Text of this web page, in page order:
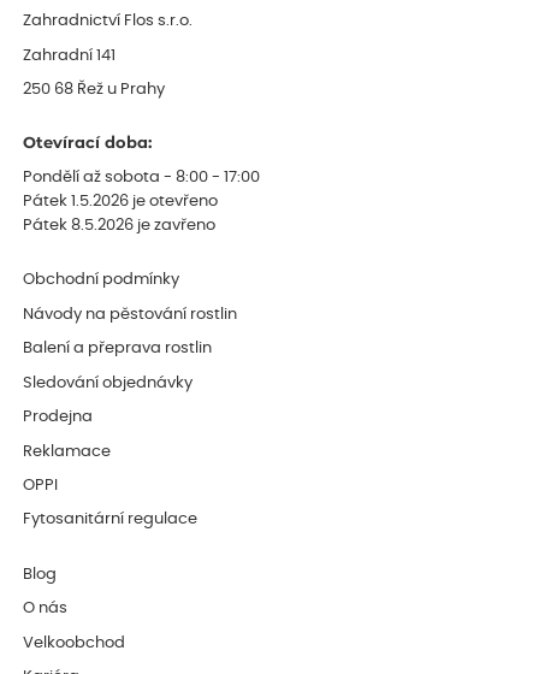
Zahradnictví Flos s.r.o.
Zahradní 141
250 68 Řež u Prahy
Otevírací doba:
Pondělí až sobota - 8:00 - 17:00
Pátek 1.5.2026 je otevřeno
Pátek 8.5.2026 je zavřeno
Obchodní podmínky
Návody na pěstování rostlin
Balení a přeprava rostlin
Sledování objednávky
Prodejna
Reklamace
OPPI
Fytosanitární regulace
Blog
O nás
Velkoobchod